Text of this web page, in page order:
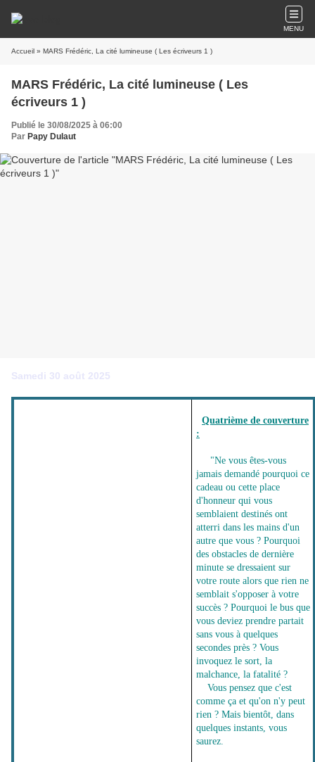
MENU
Accueil » MARS Frédéric, La cité lumineuse ( Les écriveurs 1 )
MARS Frédéric, La cité lumineuse ( Les
écriveurs 1 )
Publié le 30/08/2025 à 06:00
Par Papy Dulaut
Samedi 30 août 2025
Quatrième de couverture
:
"Ne vous êtes-vous
jamais demandé pourquoi ce
cadeau ou cette place
d'honneur qui vous
semblaient destinés ont
atterri dans les mains d'un
autre que vous ? Pourquoi
des obstacles de dernière
minute se dressaient sur
votre route alors que rien ne
semblait s'opposer à votre
succès ? Pourquoi le bus que
vous deviez prendre partait
sans vous à quelques
secondes près ? Vous
invoquez le sort, la
malchance, la fatalité ?
Vous pensez que c'est
comme ça et qu'on n'y peut
rien ? Mais bientôt, dans
quelques instants, vous
saurez.